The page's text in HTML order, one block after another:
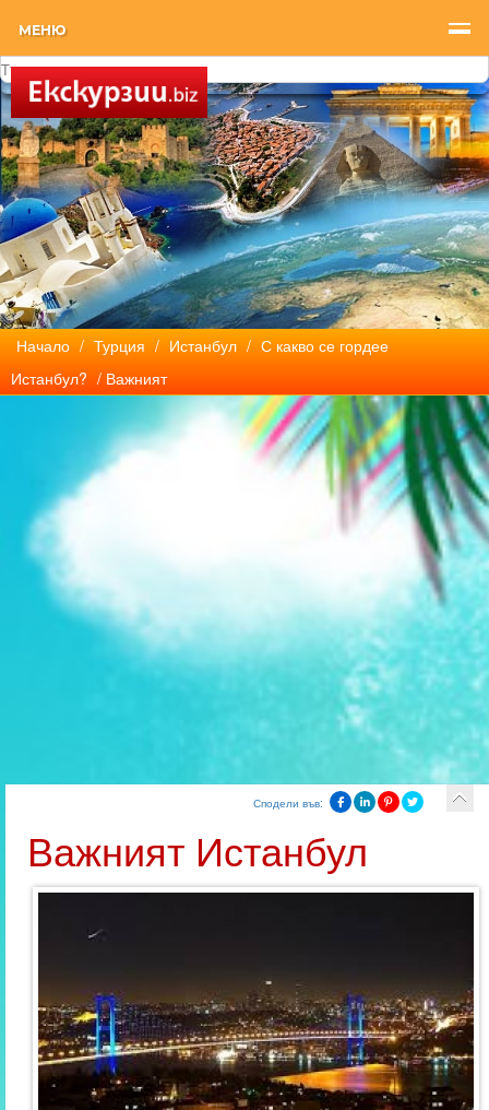
МЕНЮ
Начало / Турция / Истанбул / С какво се гордее
Истанбул? / Важният
Сподели във:
Важният Истанбул